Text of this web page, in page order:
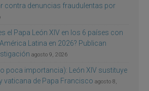
contra denuncias fraudulentas por
el Papa León XIV en los 6 países con
Latina en 2026? Publican
agosto 9, 2026
poca importancia): León XIV sustituye
vaticana de Papa Francisco agosto 8,